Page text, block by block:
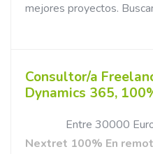
mejores proyectos.
Consultor/a
Dynamics 365,
Entre 30000
Nextret 100% En